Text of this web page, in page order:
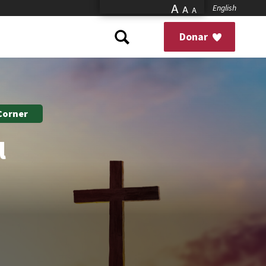
A A A English
Donar